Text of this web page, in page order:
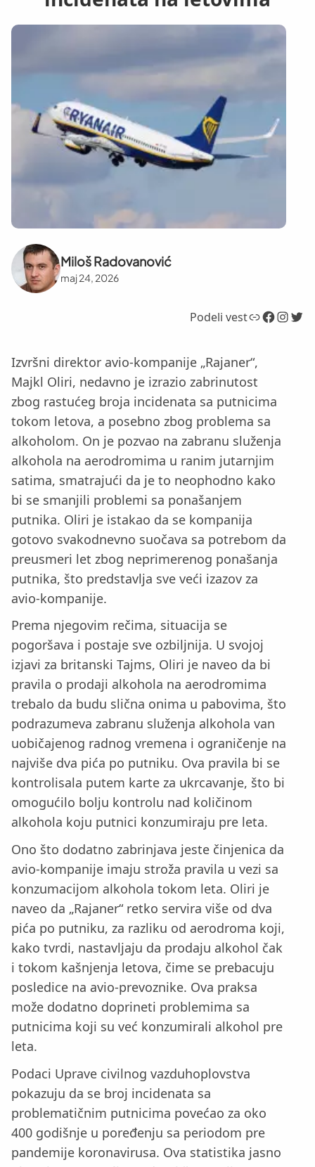
Miloš Radovanović
maj 24, 2026
Podeli vestLink Facebook InstagramTwitter
Izvršni direktor avio-kompanije „Rajaner“,
Majkl Oliri, nedavno je izrazio zabrinutost
zbog rastućeg broja incidenata sa putnicima
tokom letova, a posebno zbog problema sa
alkoholom. On je pozvao na zabranu služenja
alkohola na aerodromima u ranim jutarnjim
satima, smatrajući da je to neophodno kako
bi se smanjili problemi sa ponašanjem
putnika. Oliri je istakao da se kompanija
gotovo svakodnevno suočava sa potrebom da
preusmeri let zbog neprimerenog ponašanja
putnika, što predstavlja sve veći izazov za
avio-kompanije.
Prema njegovim rečima, situacija se
pogoršava i postaje sve ozbiljnija. U svojoj
izjavi za britanski Tajms, Oliri je naveo da bi
pravila o prodaji alkohola na aerodromima
trebalo da budu slična onima u pabovima, što
podrazumeva zabranu služenja alkohola van
uobičajenog radnog vremena i ograničenje na
najviše dva pića po putniku. Ova pravila bi se
kontrolisala putem karte za ukrcavanje, što bi
omogućilo bolju kontrolu nad količinom
alkohola koju putnici konzumiraju pre leta.
Ono što dodatno zabrinjava jeste činjenica da
avio-kompanije imaju stroža pravila u vezi sa
konzumacijom alkohola tokom leta. Oliri je
naveo da „Rajaner“ retko servira više od dva
pića po putniku, za razliku od aerodroma koji,
kako tvrdi, nastavljaju da prodaju alkohol čak
i tokom kašnjenja letova, čime se prebacuju
posledice na avio-prevoznike. Ova praksa
može dodatno doprineti problemima sa
putnicima koji su već konzumirali alkohol pre
leta.
Podaci Uprave civilnog vazduhoplovstva
pokazuju da se broj incidenata sa
problematičnim putnicima povećao za oko
400 godišnje u poređenju sa periodom pre
pandemije koronavirusa. Ova statistika jasno